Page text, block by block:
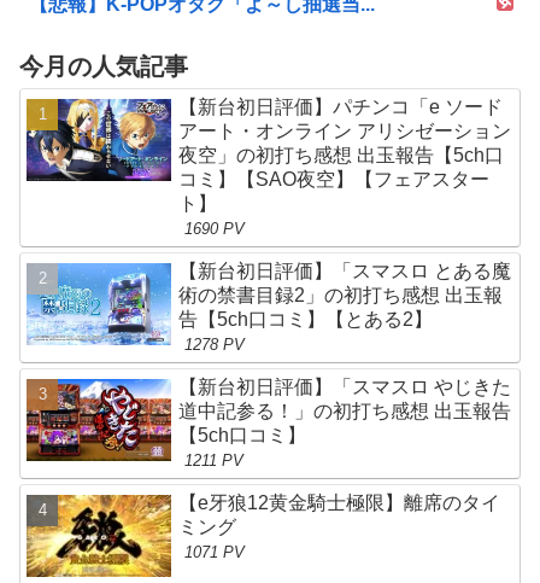
【悲報】K-POPオタク「よ～し抽選当...
今月の人気記事
【新台初日評価】パチンコ「e ソード
アート・オンライン アリシゼーション
夜空」の初打ち感想 出玉報告【5ch口
コミ】【SAO夜空】【フェアスター
ト】
1690 PV
【新台初日評価】「スマスロ とある魔
術の禁書目録2」の初打ち感想 出玉報
告【5ch口コミ】【とある2】
1278 PV
【新台初日評価】「スマスロ やじきた
道中記参る！」の初打ち感想 出玉報告
【5ch口コミ】
1211 PV
【e牙狼12黄金騎士極限】離席のタイ
ミング
1071 PV